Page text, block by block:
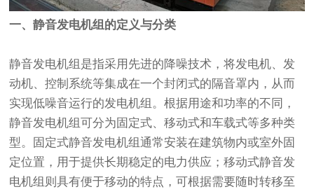
一、静音发电机组的定义与分类
静音发电机组是指采用先进的降噪技术，将发电机、发
动机、控制系统等集成在一个封闭式的隔音罩内，从而
实现低噪音运行的发电机组。根据用途和功率的不同，
静音发电机组可分为固定式、移动式和车载式等多种类
型。固定式静音发电机组通常安装在建筑物内或室外固
定位置，用于提供长期稳定的电力供应；移动式静音发
电机组则具有便于移动的特点，可根据需要随时转移至